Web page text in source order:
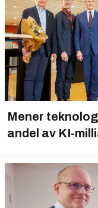
Mener
andel av KI-